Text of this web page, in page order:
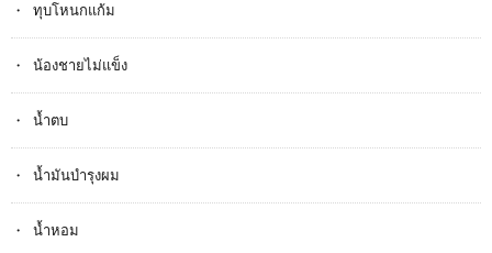
ทุบโหนกแก้ม
น้องชายไม่แข็ง
น้ำตบ
น้ำมันบำรุงผม
น้ำหอม